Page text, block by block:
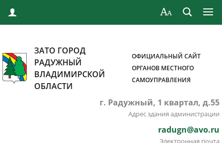
ЗАТО ГОРОД
РАДУЖНЫЙ
ВЛАДИМИРСКОЙ
ОБЛАСТИ
ОФИЦИАЛЬНЫЙ САЙТ
ОРГАНОВ МЕСТНОГО
САМОУПРАВЛЕНИЯ
г. Радужный, 1 квартал, д.55
Адрес здания администрации
radugn@avo.ru
Электронная почта